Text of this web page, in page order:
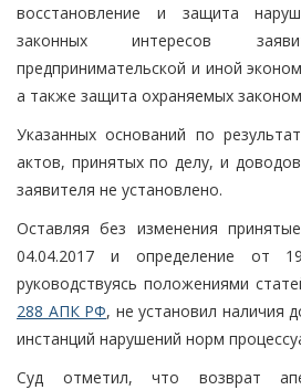
восстановление и защита
законных интересов
предпринимательской и иной
а также защита охраняемых
Указанных оснований по
актов, принятых по делу, и
заявителя не установлено.
Оставляя без изменения
04.04.2017 и определение от
руководствуясь положениями
288 АПК РФ, не установил наличия
инстанций нарушений норм
Суд отметил, что возврат